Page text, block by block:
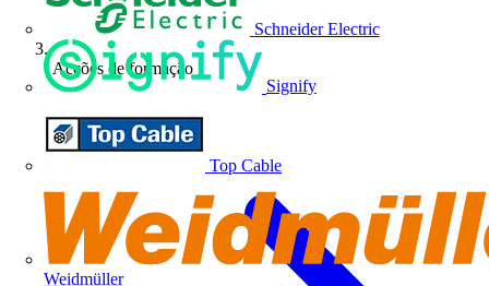
Schneider Electric
Signify
Top Cable
Weidmüller
Acções de formação